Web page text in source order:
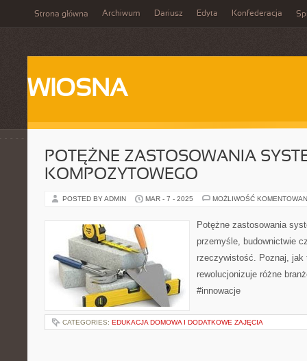
Strona główna Archiwum Dariusz Edyta Konfederacja
WIOSNA
POTĘŻNE ZASTOSOWANIA
KOMPOZYTOWEGO
POSTED BY ADMIN MAR - 7 - 2025 MOŻLIWOŚĆ
Potężne zastosowania
przemyśle, budownictwie
rzeczywistość. Poznaj, jak
rewolucjonizuje różne
#innowacje
CATEGORIES: EDUKACJA DOMOWA I DODATKOWE ZAJĘCIA